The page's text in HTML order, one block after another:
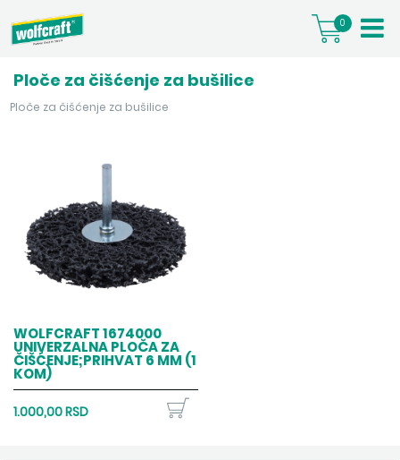
0
Ploče za čišćenje za bušilice
Ploče za čišćenje za bušilice
WOLFCRAFT 1674000
UNIVERZALNA PLOČA ZA
ČIŠĆENJE;PRIHVAT 6 MM (1
KOM)
1.000,00 RSD